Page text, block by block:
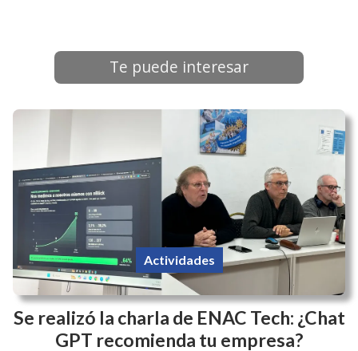
Te puede interesar
Se realizó la charla de ENAC Tech: ¿Chat
GPT recomienda tu empresa?
Actividades